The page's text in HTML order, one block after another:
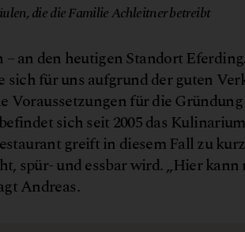
die die Familie Achleitner betreibt
an den heutigen Standort
für uns aufgrund der guten
Voraussetzungen für die
sich seit 2005 das
greift in diesem Fall zu
spür- und essbar wird. „Hier
Andreas.